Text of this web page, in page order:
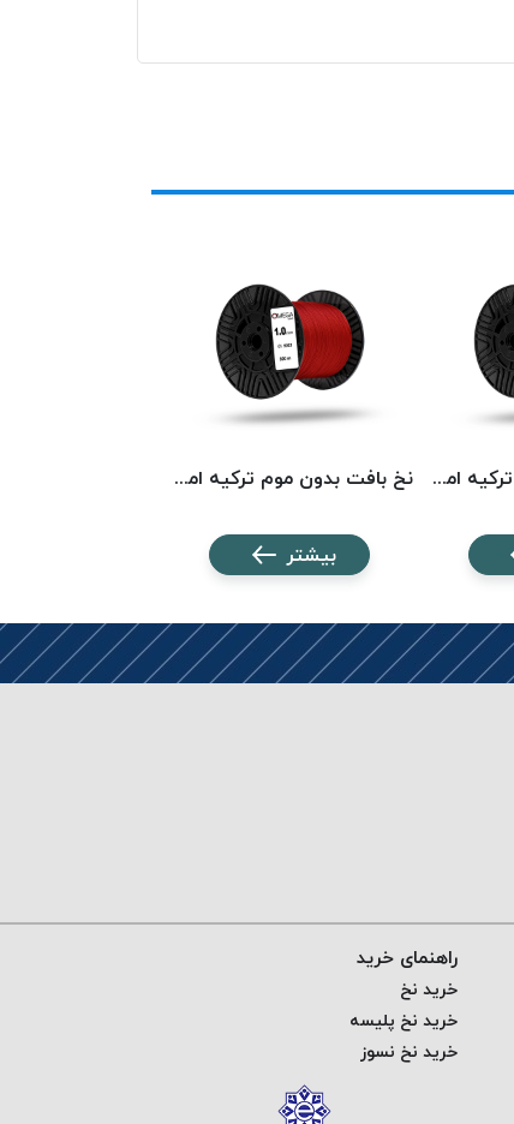
نخ بافت بدون موم ترکیه امگا کد 5568 OMEGA نخ بافت بدون موم ترکیه امگا کد 5023 OMEGA
بیشتر
راهنمای خرید
خرید نخ
خرید نخ پلیسه
خرید نخ نسوز